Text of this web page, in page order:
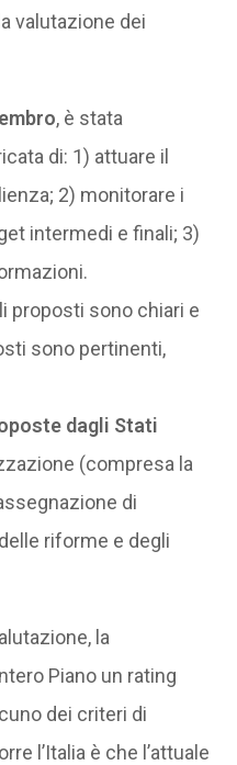
valutazione dei
, è stata
di: 1) attuare il
2) monitorare i
intermedi e finali; 3)
proposti sono chiari e
sono pertinenti,
dagli Stati
(compresa la
di
riforme e degli
la
Piano un rating
dei criteri di
l’Italia è che l’attuale